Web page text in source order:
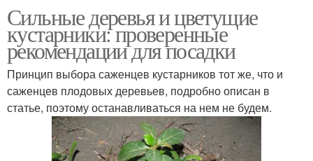
Сильные деревья и цветущие
кустарники: проверенные
рекомендации для посадки
Принцип выбора саженцев кустарников тот же, что и
саженцев плодовых деревьев, подробно описан в
статье, поэтому останавливаться на нем не будем.